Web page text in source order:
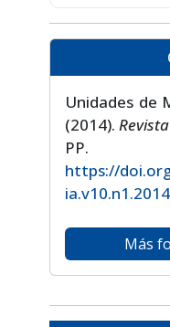
Unidades de
(2014).
PP.
https://
Más